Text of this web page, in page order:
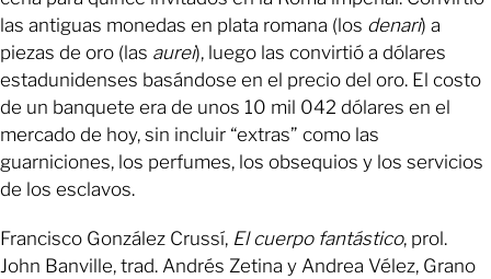
las antiguas monedas en plata romana (los denari) a
piezas de oro (las aurei), luego las convirtió a dólares
estadunidenses basándose en el precio del oro. El costo
de un banquete era de unos 10 mil 042 dólares en el
mercado de hoy, sin incluir “extras” como las
guarniciones, los perfumes, los obsequios y los servicios
de los esclavos.
Francisco González Crussí, El cuerpo fantástico, prol.
John Banville, trad. Andrés Zetina y Andrea Vélez, Grano